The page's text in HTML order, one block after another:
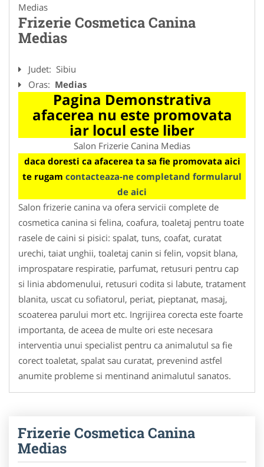
Medias
Frizerie Cosmetica Canina
Medias
Judet: Sibiu
Oras: Medias
Pagina Demonstrativa
afacerea nu este promovata
iar locul este liber
Salon Frizerie Canina Medias
daca doresti ca afacerea ta sa fie promovata aici
te rugam contacteaza-ne completand formularul
de aici
Salon frizerie canina va ofera servicii complete de
cosmetica canina si felina, coafura, toaletaj pentru toate
rasele de caini si pisici: spalat, tuns, coafat, curatat
urechi, taiat unghii, toaletaj canin si felin, vopsit blana,
improspatare respiratie, parfumat, retusuri pentru cap
si linia abdomenului, retusuri codita si labute, tratament
blanita, uscat cu sofiatorul, periat, pieptanat, masaj,
scoaterea parului mort etc. Ingrijirea corecta este foarte
importanta, de aceea de multe ori este necesara
interventia unui specialist pentru ca animalutul sa fie
corect toaletat, spalat sau curatat, prevenind astfel
anumite probleme si mentinand animalutul sanatos.
Frizerie Cosmetica Canina
Medias